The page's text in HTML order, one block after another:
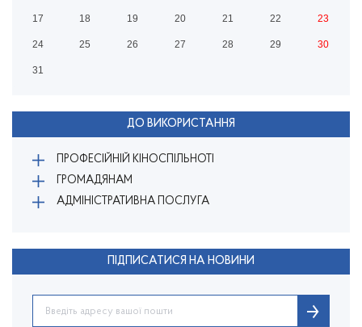
17 18 19 20 21 22 23
24 25 26 27 28 29 30
31
ДО ВИКОРИСТАННЯ
ПРОФЕСІЙНІЙ КІНОСПІЛЬНОТІ
ГРОМАДЯНАМ
АДМІНІСТРАТИВНА ПОСЛУГА
ПІДПИСАТИСЯ НА НОВИНИ